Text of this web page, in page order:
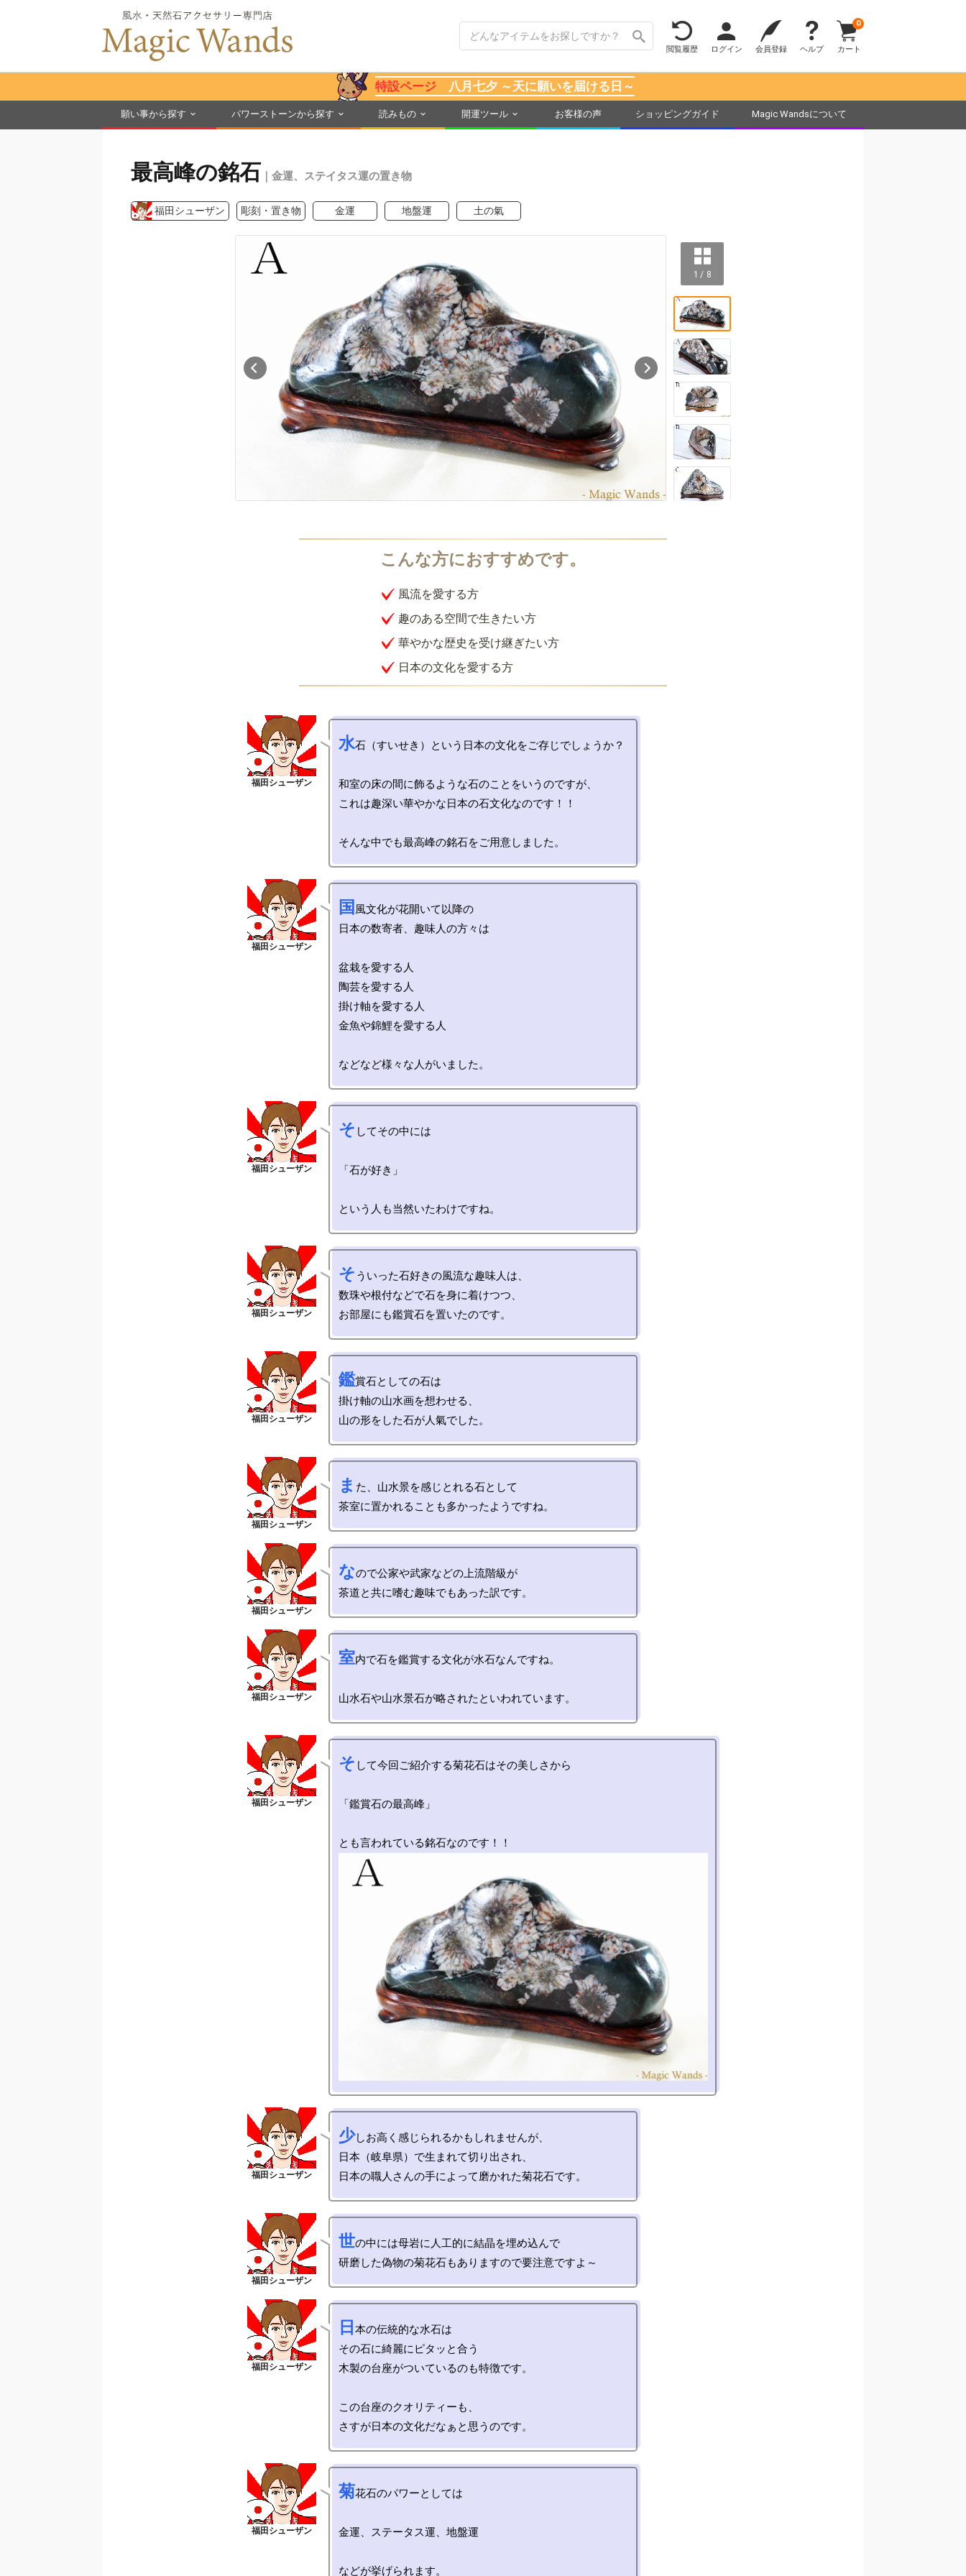
閲覧履歴 ログイン 会員登録 ヘルプ カート
0
特設ページ 八月七夕 ～天に願いを届ける日～
願い事から探す パワーストーンから探す 読みもの 開運ツール お客様の声 ショッピングガイド Magic Wandsについて
最高峰の銘石 ｜金運、ステイタス運の置き物
福田シューザン 彫刻・置き物 金運 地盤運 土の氣
1 / 8
風流を愛する方
趣のある空間で生きたい方
華やかな歴史を受け継ぎたい方
日本の文化を愛する方
水石（すいせき）という日本の文化をご存じでしょうか？
和室の床の間に飾るような石のことをいうのですが、
これは趣深い華やかな日本の石文化なのです！！
国 風文化が花開いて以降の
日本の数寄者、趣味人の方々は
盆栽を愛する人
陶芸を愛する人
掛け軸を愛する人
金魚や錦鯉を愛する人
そ してその中には
「石が好き」
そ ういった石好きの風流な趣味人は、
数珠や根付などで石を身に着けつつ、
鑑賞石としての石は
掛け軸の山水画を想わせる、
ま た、山水景を感じとれる石として
なので公家や武家などの上流階級が
室内で石を鑑賞する文化が水石なんですね。
そ して今回ご紹介する菊花石はその美しさから
「鑑賞石の最高峰」
少しお高く感じられるかもしれませんが、
日本（岐阜県）で生まれて切り出され、
世の中には母岩に人工的に結晶を埋め込んで
日 本の伝統的な水石は
その石に綺麗にピタッと合う
木製の台座がついているのも特徴です。
この台座のクオリティーも、
菊花石のパワーとしては
金運、ステータス運、地盤運